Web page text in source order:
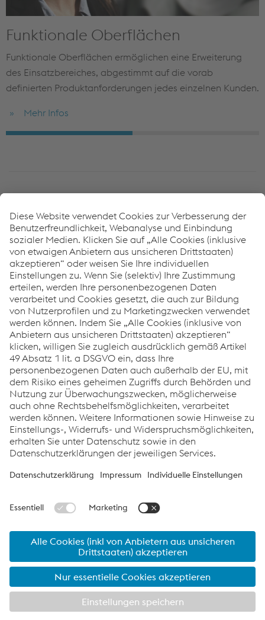
Funktionale Oberflächen
Funktionale Oberflächen ermöglichen eine Erweiterung
des Einsatzbereiches, abgestimmt auf die vorab
definierten Produktanforderungen jedes einzelnen Kunden.
Mehr Infos
Ansprechpartner
Vereinigte Staaten
Kerstin Meinecke
T:+1/832/390 33 70-1170
© 2026 voestalpine Stahl GmbH